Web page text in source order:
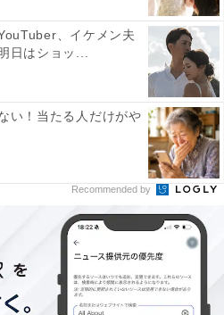
、イケメン夫
日はショッ...
い！当たる人だけがや
Recommended by